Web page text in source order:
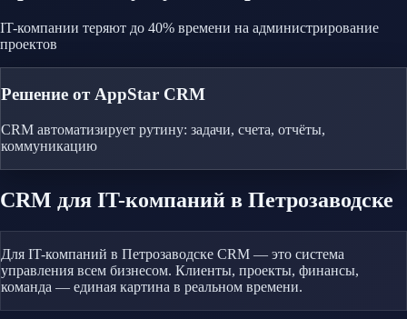
IT-компании теряют до 40% времени на администрирование
проектов
Решение от AppStar CRM
CRM автоматизирует рутину: задачи, счета, отчёты,
коммуникацию
CRM для IT-компаний в Петрозаводске
Для IT-компаний в Петрозаводске CRM — это система
управления всем бизнесом. Клиенты, проекты, финансы,
команда — единая картина в реальном времени.